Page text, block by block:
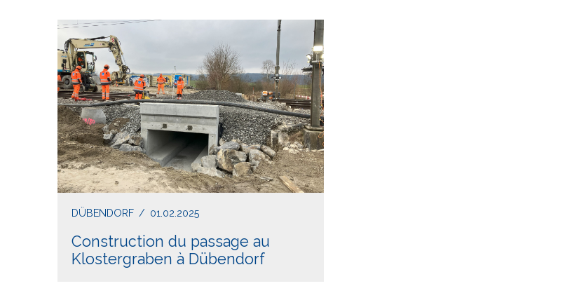
DÜBENDORF / 01.02.2025
Construction du passage au
Klostergraben à Dübendorf